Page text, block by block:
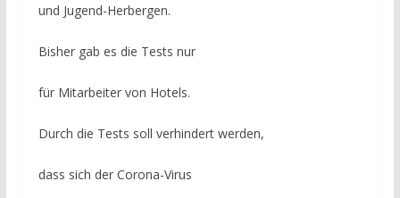
und Jugend-Herbergen.
Bisher gab es die Tests nur
für Mitarbeiter von Hotels.
Durch die Tests soll verhindert werden,
dass sich der Corona-Virus